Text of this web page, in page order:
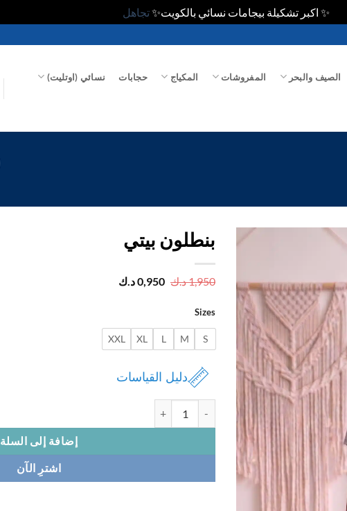
✨ اكبر تشكيلة بيجامات نسائي بالكويت✨تجاهل
الصيف والبحر المفروشات المكياج حجابات نسائي (اوتليت)
الي
المفضلة
بنطلون بيتي
1,950د.ك السعر
الأصلي
0,950د.كالسعر
Sizes
S
M
L
XL
XXL
دليل القياسات
إضافة إلى السلة
اشترِ الآن